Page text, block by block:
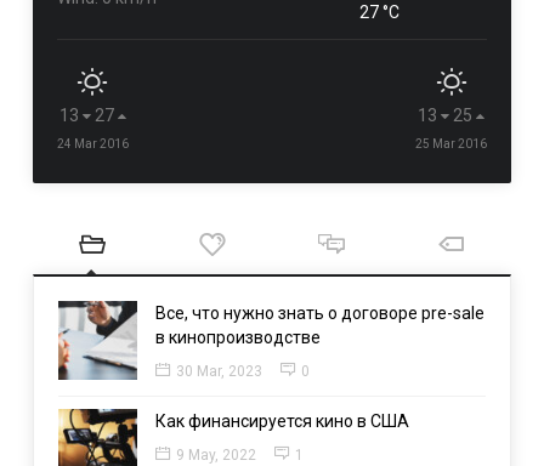
27 °C
13 27
24 Mar 2016
13 25
25 Mar 2016
Все, что нужно знать о договоре pre-sale
в кинопроизводстве
30 Mar, 2023 0
Как финансируется кино в США
9 May, 2022 1